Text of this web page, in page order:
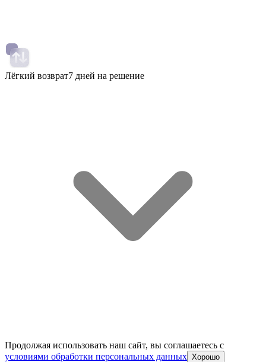
Лёгкий возврат7 дней на решение
Продолжая использовать наш сайт, вы соглашаетесь c
условиями обработки персональных данных Хорошо